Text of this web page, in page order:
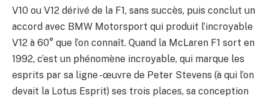
V10 ou V12 dérivé de la F1, sans succès, puis conclut un
accord avec BMW Motorsport qui produit l’incroyable
V12 à 60° que l’on connaît. Quand la McLaren F1 sort en
1992, c’est un phénomène incroyable, qui marque les
esprits par sa ligne -œuvre de Peter Stevens (à qui l’on
devait la Lotus Esprit) ses trois places, sa conception